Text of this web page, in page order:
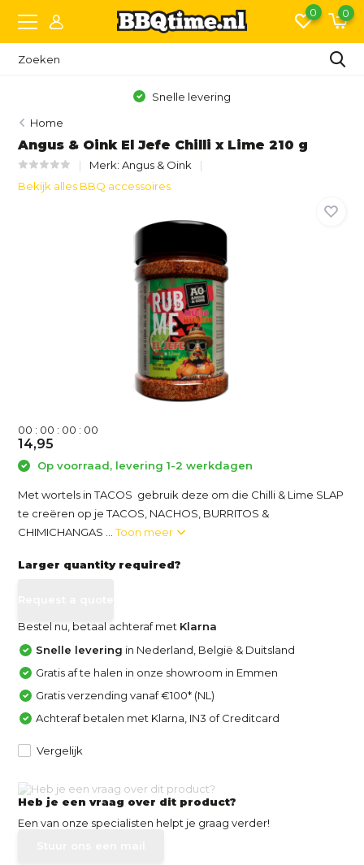
0 0
Snelle levering
Home
Angus & Oink El Jefe Chilli x Lime 210 g
Merk:Angus & Oink
Bekijk alles BBQ accessoires
00 : 00 : 00 : 00
14,95
Op voorraad, levering 1-2 werkdagen
Met wortels in TACOS gebruik deze om die Chilli & Lime SLAP
te creëren op je TACOS, NACHOS, BURRITOS &
CHIMICHANGAS ...Toon meer
Larger quantity required?
Bestel nu, betaal achteraf met Klarna
Snelle levering in Nederland, België & Duitsland
Gratis af te halen in onze showroom in Emmen
Gratis verzending vanaf €100* (NL)
Achteraf betalen met Klarna, IN3 of Creditcard
Vergelijk
Heb je een vraag over dit product?
Een van onze specialisten helpt je graag verder!